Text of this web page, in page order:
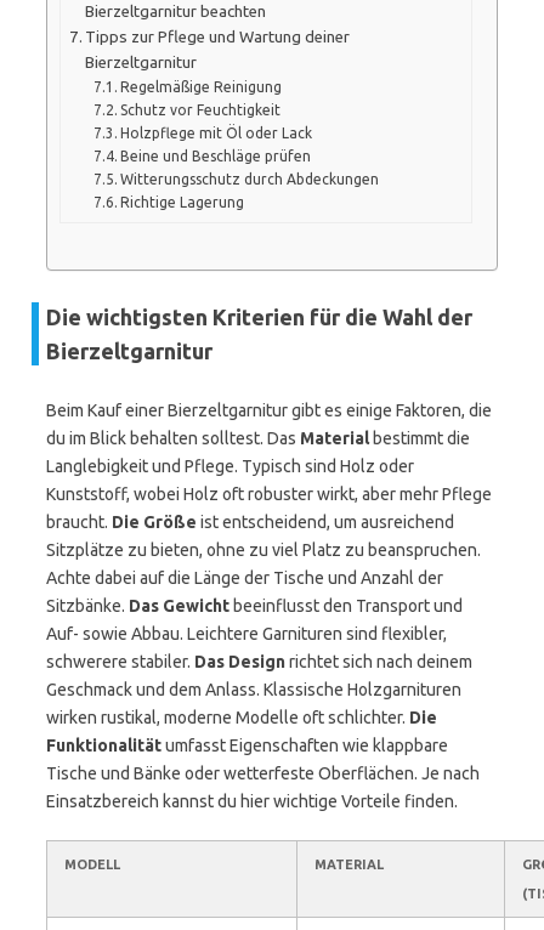
Bierzeltgarnitur beachten
Tipps zur Pflege und Wartung deiner
Bierzeltgarnitur
Regelmäßige Reinigung
Schutz vor Feuchtigkeit
Holzpflege mit Öl oder Lack
Beine und Beschläge prüfen
Witterungsschutz durch Abdeckungen
Richtige Lagerung
Die wichtigsten Kriterien für die Wahl der
Bierzeltgarnitur
Beim Kauf einer Bierzeltgarnitur gibt es einige Faktoren, die
du im Blick behalten solltest. Das Materialbestimmt die
Langlebigkeit und Pflege. Typisch sind Holz oder
Kunststoff, wobei Holz oft robuster wirkt, aber mehr Pflege
braucht. Die Größe ist entscheidend, um ausreichend
Sitzplätze zu bieten, ohne zu viel Platz zu beanspruchen.
Achte dabei auf die Länge der Tische und Anzahl der
Sitzbänke. Das Gewicht beeinflusst den Transport und
Auf- sowie Abbau. Leichtere Garnituren sind flexibler,
schwerere stabiler. Das Designrichtet sich nach deinem
Geschmack und dem Anlass. Klassische Holzgarnituren
wirken rustikal, moderne Modelle oft schlichter. Die
Funktionalitätumfasst Eigenschaften wie klappbare
Tische und Bänke oder wetterfeste Oberflächen. Je nach
Einsatzbereich kannst du hier wichtige Vorteile finden.
MODELL MATERIAL